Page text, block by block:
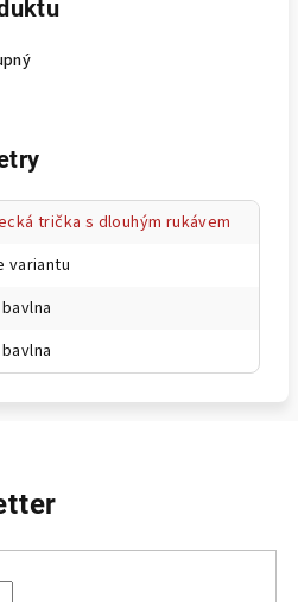
trička s dlouhým rukávem
variantu